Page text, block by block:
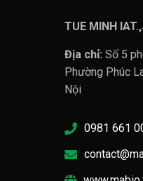
TUE MINH
Địa chỉ: Số 5
Phường Phúc
Nội
0981 661